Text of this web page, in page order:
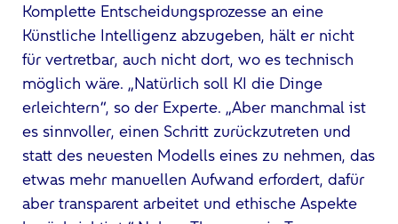
Komplette Entscheidungsprozesse an eine
Künstliche Intelligenz abzugeben, hält er nicht
für vertretbar, auch nicht dort, wo es technisch
möglich wäre. „Natürlich soll KI die Dinge
erleichtern“, so der Experte. „Aber manchmal ist
es sinnvoller, einen Schritt zurückzutreten und
statt des neuesten Modells eines zu nehmen, das
etwas mehr manuellen Aufwand erfordert, dafür
aber transparent arbeitet und ethische Aspekte